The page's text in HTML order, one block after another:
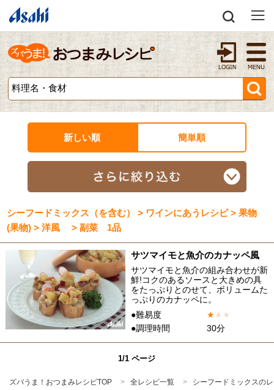
新しい順 簡単順
シーフードミックス（を含む） > ワインにあうレシピ > 果物
(果物) > 洋風 > 副菜 1品
サツマイモと魚介のカナッペ風
サツマイモと魚介の組み合わせが新
鮮!コクのあるソースと大きめの具
をたっぷりとのせて、ボリュームた
っぷりのカナッペに。
●難易度
★★ ★
●調理時間
30分
1/1 ページ
ズバうま！おつまみレシピTOP 全レシピ一覧
シーフードミックスの